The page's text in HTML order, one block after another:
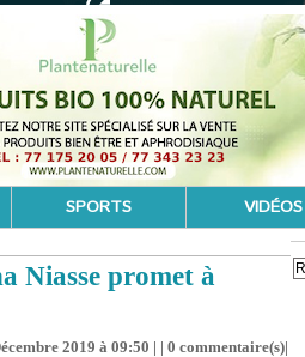
SPORTS VIDÉOS
Niasse promet à
2019 à 09:50 | | 0 commentaire(s)|